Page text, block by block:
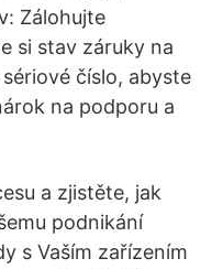
Zálohujte
si stav záruky na
číslo, abyste
na podporu a
a zjistěte, jak
podnikání
s Vaším zařízením